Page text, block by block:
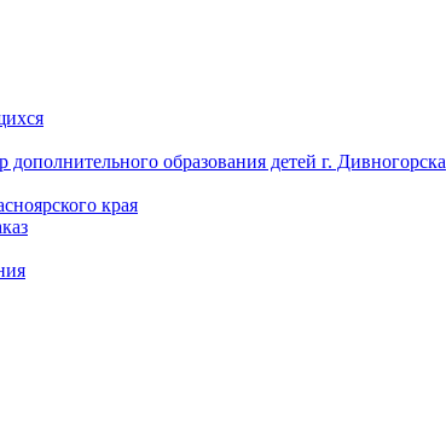
образования детей г. Дивногорска
края